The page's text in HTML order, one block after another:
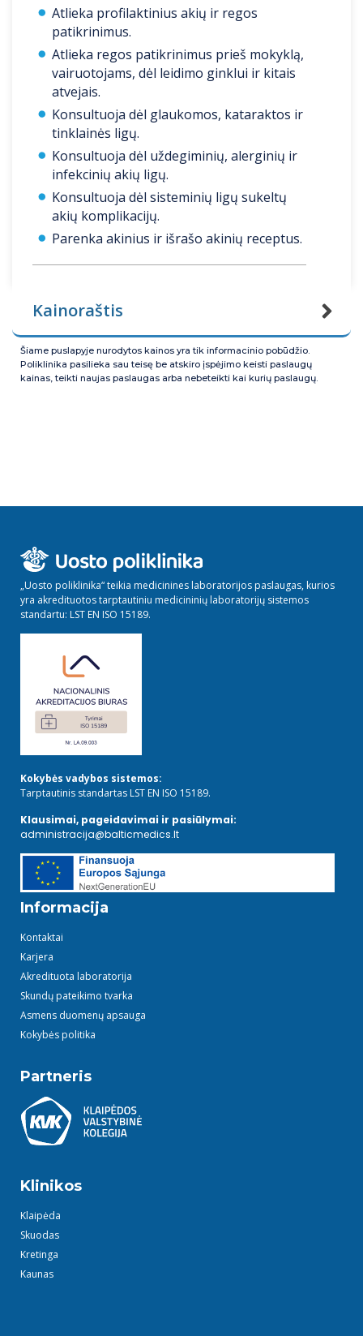
Atlieka profilaktinius akių ir regos
patikrinimus.
Atlieka regos patikrinimus prieš mokyklą,
vairuotojams, dėl leidimo ginklui ir kitais
atvejais.
Konsultuoja dėl glaukomos, kataraktos ir
tinklainės ligų.
Konsultuoja dėl uždegiminių, alerginių ir
infekcinių akių ligų.
Konsultuoja dėl sisteminių ligų sukeltų
akių komplikacijų.
Parenka akinius ir išrašo akinių receptus.
Kainoraštis
Šiame puslapyje nurodytos kainos yra tik informacinio pobūdžio.
Poliklinika pasilieka sau teisę be atskiro įspėjimo keisti paslaugų
kainas, teikti naujas paslaugas arba nebeteikti kai kurių paslaugų.
„Uosto poliklinika“ teikia medicinines laboratorijos paslaugas, kurios
yra akredituotos tarptautiniu medicininių laboratorijų sistemos
standartu: LST EN ISO 15189.
Kokybės vadybos sistemos:
Tarptautinis standartas LST EN ISO 15189.
Klausimai, pageidavimai ir pasiūlymai:
administracija@balticmedics.lt
Informacija
Kontaktai
Karjera
Akredituota laboratorija
Skundų pateikimo tvarka
Asmens duomenų apsauga
Kokybės politika
Partneris
Klinikos
Klaipėda
Skuodas
Kretinga
Kaunas